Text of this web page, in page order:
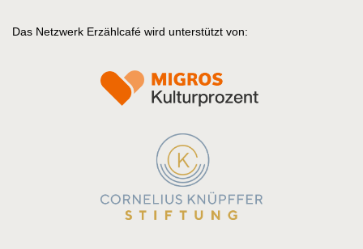
Das Netzwerk Erzählcafé wird unterstützt von: